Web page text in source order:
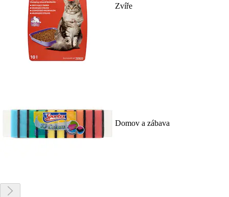
Zvíře
Domov a zábava